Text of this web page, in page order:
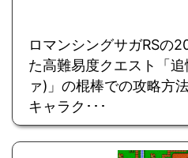
ロマンシングサガRSの
た高難易度クエスト「
ァ)」の棍棒での攻略方
キャラク･･･